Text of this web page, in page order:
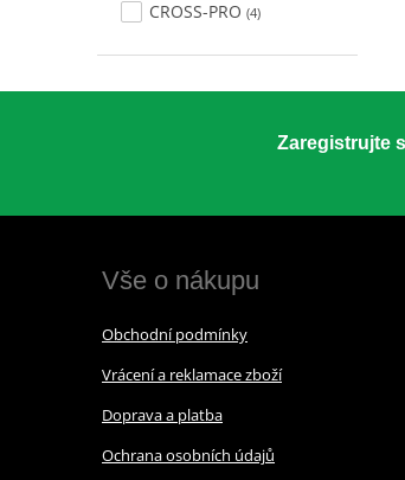
CROSS-PRO (4)
Zaregistrujte
Vše o nákupu
Obchodní podmínky
Vrácení a reklamace zboží
Doprava a platba
Ochrana osobních údajů